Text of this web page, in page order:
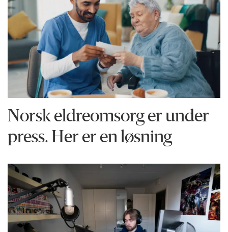
Norsk eldreomsorg er under
press. Her er en løsning